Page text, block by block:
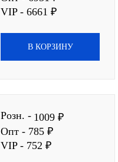
VIP - 6661 ₽
В КОРЗИНУ
Розн. - 1009 ₽
Опт - 785 ₽
VIP - 752 ₽